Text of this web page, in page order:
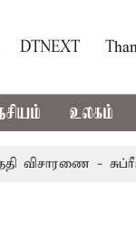
DTNEXT
உலகம்
- சுப்ரீம்